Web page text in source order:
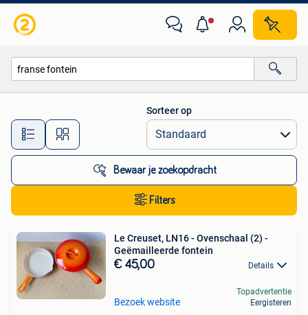
Alle afstanden…
Sorteer op
Bewaar je zoekopdracht
Filters
Le Creuset, LN16 - Ovenschaal (2) -
Geëmailleerde fontein
€ 45,00 Details
Bezoek website
Topadvertentie
Eergisteren